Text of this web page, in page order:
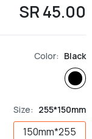
45.00 SR
Color: Black
Size: 255*150mm
255*150mm